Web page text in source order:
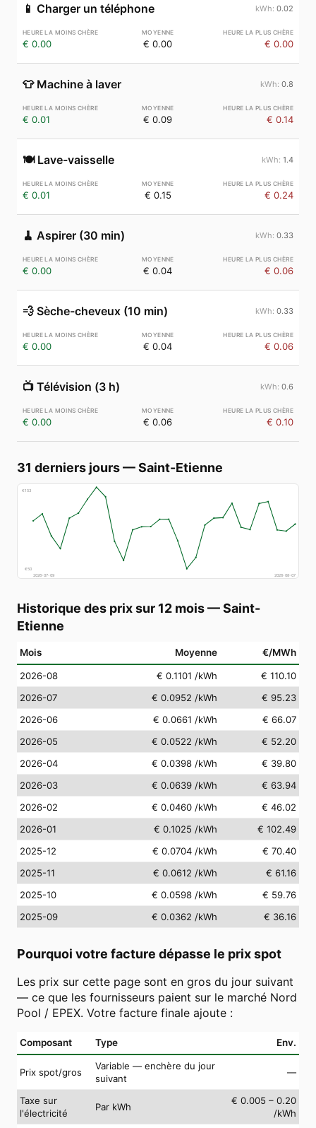
📱 Charger un téléphone 0.02
€ 0.00 € 0.00 € 0.00
👕 Machine à laver 0.8
€ 0.01 € 0.09 € 0.14
🍽️ Lave-vaisselle 1.4
€ 0.01 € 0.15 € 0.24
🧹 Aspirer (30 min) 0.33
€ 0.00 € 0.04 € 0.06
💨 Sèche-cheveux (10 min) 0.33
€ 0.00 € 0.04 € 0.06
📺 Télévision (3 h) 0.6
€ 0.00 € 0.06 € 0.10
31 derniers jours—Saint-Etienne
€153
€50
2026-07-09
2026-08-07
Historique des prix sur 12 mois—Saint-
Etienne
Mois Moyenne €/MWh
2026-08 € 0.1101 /kWh
€ 110.10
2026-07
€ 0.0952 /kWh
€ 95.23
2026-06
€ 0.0661 /kWh
€ 66.07
2026-05
€ 0.0522 /kWh
€ 52.20
2026-04
€ 0.0398 /kWh
€ 39.80
2026-03
€ 0.0639 /kWh
€ 63.94
2026-02
€ 0.0460 /kWh
€ 46.02
2026-01
€ 0.1025 /kWh
€ 102.49
2025-12
€ 0.0704 /kWh
€ 70.40
2025-11
€ 0.0612 /kWh
€ 61.16
2025-10
€ 0.0598 /kWh
€ 59.76
2025-09
€ 0.0362 /kWh € 36.16
Pourquoi votre facture dépasse le prix spot
Les prix sur cette page sont en gros du jour suivant
— ce que les fournisseurs paient sur le marché Nord
Pool / EPEX. Votre facture finale ajoute :
Composant Type Env.
Prix spot/gros
Variable — enchère du jour
suivant
—
Taxe sur
l'électricité
Par kWh
€ 0.005 – 0.20
/kWh